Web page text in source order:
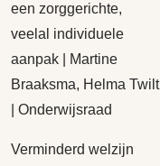
een zorggerichte,
veelal individuele
aanpak | Martine
Braaksma, Helma Twilt
| Onderwijsraad
Verminderd welzijn